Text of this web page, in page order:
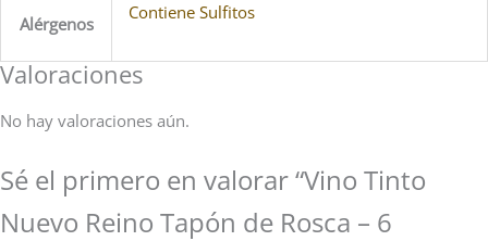
Alérgenos
Contiene Sulfitos
Valoraciones
No hay valoraciones aún.
Sé el primero en valorar “Vino Tinto
Nuevo Reino Tapón de Rosca – 6